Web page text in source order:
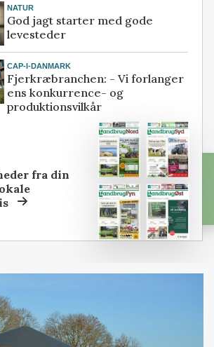
NATUR
God jagt starter med gode
levesteder
CAP-I-DANMARK
Fjerkræbranchen: - Vi forlanger
ens konkurrence- og
produktionsvilkår
fra din